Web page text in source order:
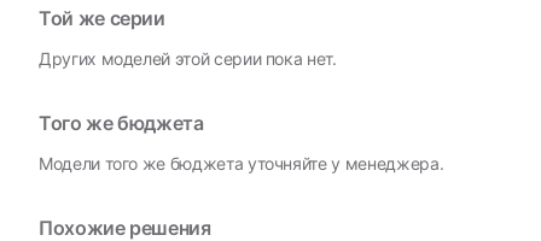
Той же серии
Других моделей этой серии пока нет.
Того же бюджета
Модели того же бюджета уточняйте у менеджера.
Похожие решения